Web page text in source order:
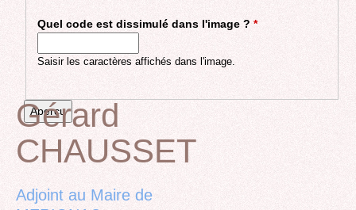
Quel code est dissimulé dans l'image ? *
Saisir les caractères affichés dans l'image.
Back
to
Gérard
CHAUSSET
Adjoint au Maire de